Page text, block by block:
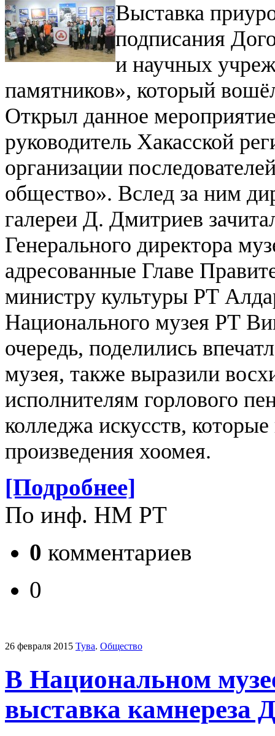
Выставка
подписания
и научных
памятников», который
Открыл данное
руководитель Хакасской
организации
общество». Вслед за ним
галереи Д. Дмитриев
Генерального директора
адресованные Главе
министру культуры РТ
Национального музея РТ
очередь, поделились
музея, также выразили
исполнителям горлового
колледжа искусств,
произведения хоомея.
[Подробнее]
По инф. НМ РТ
0 комментариев
0
26 февраля 2015 Тува. Общество
В Национальном
выставка камнереза